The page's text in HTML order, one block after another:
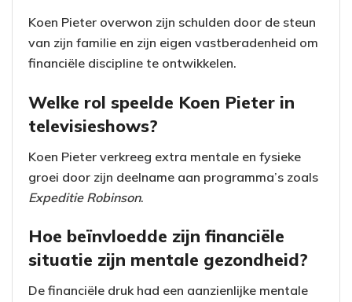
Koen Pieter overwon zijn schulden door de steun
van zijn familie en zijn eigen vastberadenheid om
financiële discipline te ontwikkelen.
Welke rol speelde Koen Pieter in
televisieshows?
Koen Pieter verkreeg extra mentale en fysieke
groei door zijn deelname aan programma’s zoals
Expeditie Robinson.
Hoe beïnvloedde zijn financiële
situatie zijn mentale gezondheid?
De financiële druk had een aanzienlijke mentale